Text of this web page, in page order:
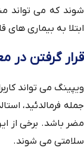
شوند که می ‌تواند
ابتلا به بیماری
قرار گرفتن در
ویپینگ می تواند
جمله فرمالدئید،
مضر باشد. برخی از
سلامتی می شوند.